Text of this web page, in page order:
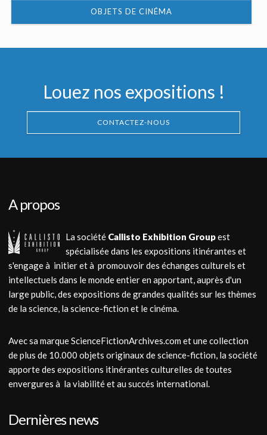
OBJETS DE CINÉMA
Louez nos expositions !
CONTACTEZ-NOUS
A propos
La société Callisto Exhibition Groupest
spécialisée dans les expositions itinérantes et
s'engage à initier et à promouvoir des échanges culturels et
intellectuels dans le monde entier en apportant, auprès d'un
large public, des expositions de grandes qualités sur les thèmes
de la science, la science-fiction et le cinéma.
Avec sa marque ScienceFictionArchives.com et une collection
de plus de 10.000 objets originaux de science-fiction, la société
apporte des expositions itinérantes culturelles de toutes
envergures à la viabilité et au succés international.
Dernières news